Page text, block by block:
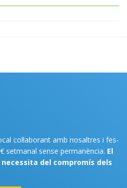
col·laborant amb nosaltres i fes-
setmanal sense permanència. El
del compromís dels